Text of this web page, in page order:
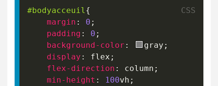
#bodyacceuil {
margin : 0 ;
padding : 0 ;
background-color : gray ;
display : flex ;
flex-direction : column ;
min-height : 100vh ;